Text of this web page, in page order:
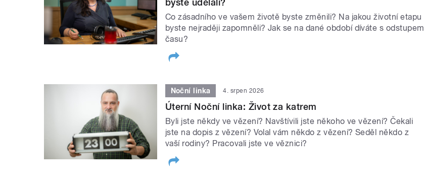
byste udělali?
Co zásadního ve vašem životě byste změnili? Na jakou životní etapu
byste nejraději zapomněli? Jak se na dané období díváte s odstupem
času?
Noční linka 4. srpen 2026
Úterní Noční linka: Život za katrem
Byli jste někdy ve vězení? Navštívili jste někoho ve vězení? Čekali
jste na dopis z vězení? Volal vám někdo z vězení? Seděl někdo z
vaší rodiny? Pracovali jste ve věznici?